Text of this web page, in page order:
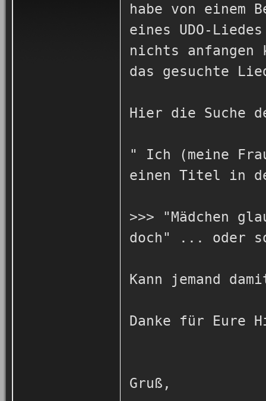
habe von einem
eines UDO-
nichts anfangen
das gesuchte
Hier die Suche
" Ich (meine
einen Titel in
>>> "Mädchen
doch" ... oder
Kann jemand
Danke für Eure
Gruß,